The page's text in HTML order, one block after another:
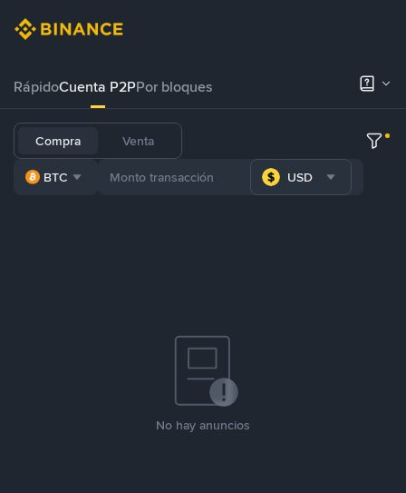
RápidoCuenta P2PPor bloques
Compra Venta
BTC USD
No hay anuncios